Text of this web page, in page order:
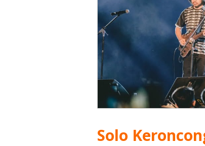
Solo